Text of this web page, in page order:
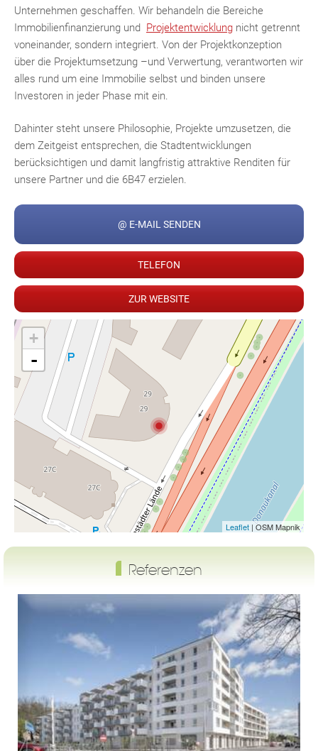
Unternehmen geschaffen. Wir behandeln die Bereiche
Immobilienfinanzierung und Projektentwicklung nicht getrennt
voneinander, sondern integriert. Von der Projektkonzeption
über die Projektumsetzung –und Verwertung, verantworten wir
alles rund um eine Immobilie selbst und binden unsere
Investoren in jeder Phase mit ein.
Dahinter steht unsere Philosophie, Projekte umzusetzen, die
dem Zeitgeist entsprechen, die Stadtentwicklungen
berücksichtigen und damit langfristig attraktive Renditen für
unsere Partner und die 6B47 erzielen.
@ E-MAIL SENDEN
TELEFON
ZUR WEBSITE
+
-
Leaflet | OSM Mapnik
Referenzen